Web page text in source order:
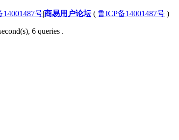
14001487号|商易用户论坛( 鲁ICP备14001487号 )
6 queries .